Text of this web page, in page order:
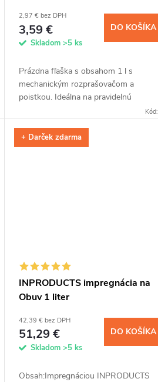
2,97 € bez DPH
3,59 €
Skladom >5 ks
DO KOŠÍKA
Prázdna fľaška s obsahom 1 l s
mechanickým rozprašovačom a
poistkou. Ideálna na pravidelnú
Kód:
+ Darček zdarma
INPRODUCTS impregnácia na
Obuv 1 liter
42,39 € bez DPH
51,29 €
Skladom >5 ks
DO KOŠÍKA
Obsah:Impregnáciou INPRODUCTS